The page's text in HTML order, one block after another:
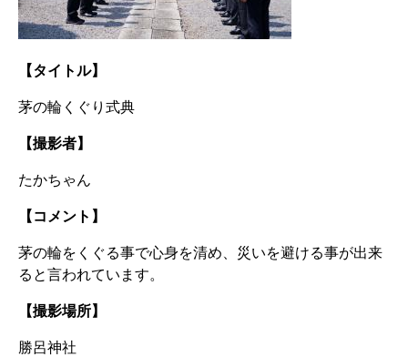
【タイトル】
茅の輪くぐり式典
【撮影者】
たかちゃん
【コメント】
茅の輪をくぐる事で心身を清め、災いを避ける事が出来
ると言われています。
【撮影場所】
勝呂神社